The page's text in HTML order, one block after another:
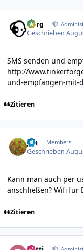
borg
Geschrieben
SMS senden und
http://
und-empfangen-mit-
Zitieren
jan Members
Geschrieben
Kann man auch per
anschließen? Wifi für
Zitieren